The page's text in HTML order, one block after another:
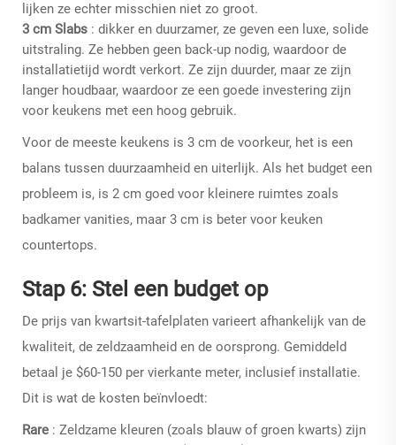
lijken ze echter misschien niet zo groot.
3 cm Slabs : dikker en duurzamer, ze geven een luxe, solide
uitstraling. Ze hebben geen back-up nodig, waardoor de
installatietijd wordt verkort. Ze zijn duurder, maar ze zijn
langer houdbaar, waardoor ze een goede investering zijn
voor keukens met een hoog gebruik.
Voor de meeste keukens is 3 cm de voorkeur, het is een
balans tussen duurzaamheid en uiterlijk. Als het budget een
probleem is, is 2 cm goed voor kleinere ruimtes zoals
badkamer vanities, maar 3 cm is beter voor keuken
countertops.
Stap 6: Stel een budget op
De prijs van kwartsit-tafelplaten varieert afhankelijk van de
kwaliteit, de zeldzaamheid en de oorsprong. Gemiddeld
betaal je $60-150 per vierkante meter, inclusief installatie.
Dit is wat de kosten beïnvloedt:
Rare : Zeldzame kleuren (zoals blauw of groen kwarts) zijn